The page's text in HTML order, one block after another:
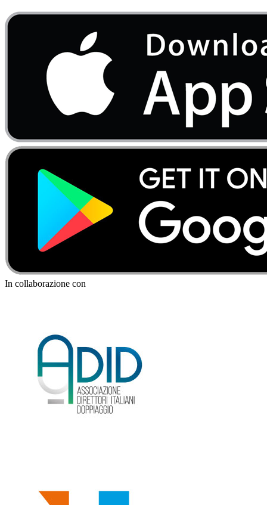
In collaborazione con